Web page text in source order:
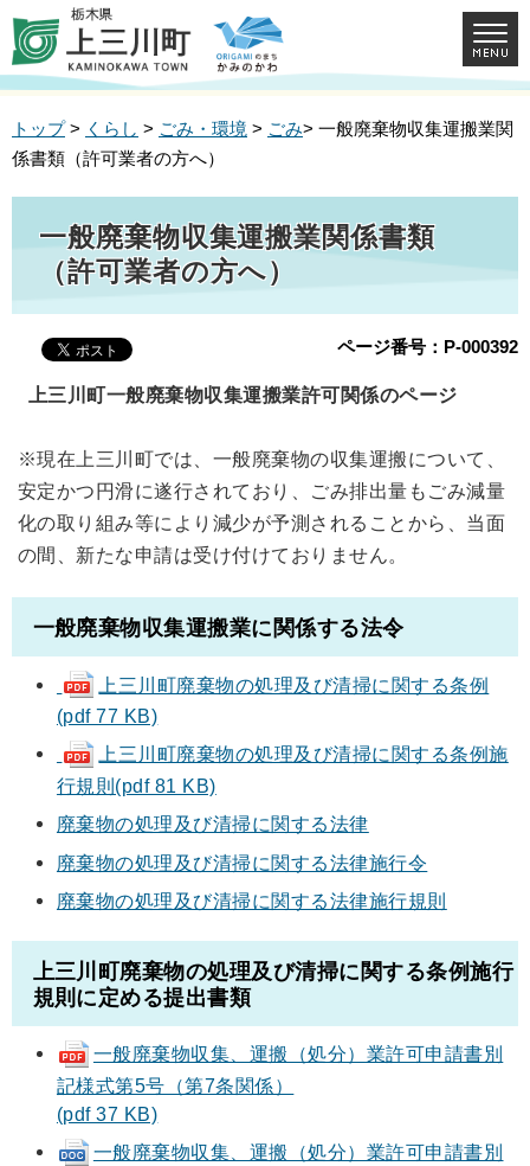
トップ> くらし > ごみ・環境 > ごみ> 一般廃棄物収集運搬業関
係書類（許可業者の方へ）
一般廃棄物収集運搬業関係書類
（許可業者の方へ）
ページ番号：P-000392
上三川町一般廃棄物収集運搬業許可関係のページ
※現在上三川町では、一般廃棄物の収集運搬について、
安定かつ円滑に遂行されており、ごみ排出量もごみ減量
化の取り組み等により減少が予測されることから、当面
の間、新たな申請は受け付けておりません。
一般廃棄物収集運搬業に関係する法令
上三川町廃棄物の処理及び清掃に関する条例
(pdf 77 KB)
上三川町廃棄物の処理及び清掃に関する条例施
行規則(pdf 81 KB)
廃棄物の処理及び清掃に関する法律
廃棄物の処理及び清掃に関する法律施行令
廃棄物の処理及び清掃に関する法律施行規則
上三川町廃棄物の処理及び清掃に関する条例施行
規則に定める提出書類
一般廃棄物収集、運搬（処分）業許可申請書別
記様式第5号（第7条関係）
(pdf 37 KB)
一般廃棄物収集、運搬（処分）業許可申請書別